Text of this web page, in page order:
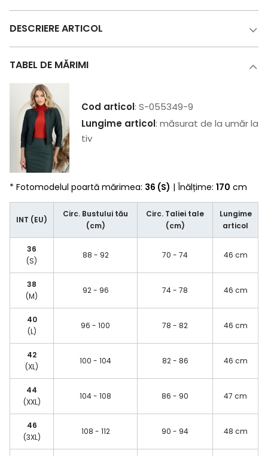
DESCRIERE ARTICOL
TABEL DE MĂRIMI
Cod articol: S-055349-9
Lungime articol: măsurat de la umăr la
tiv
* Fotomodelul poartă mărimea: 36 (S) | Înălțime: 170 cm
INT (EU)
Circ. Bustului tău
(cm)
Circ. Taliei tale
(cm)
Lungime
articol
36
(S)
88 - 92 70 - 74 46 cm
38
(M)
92 - 96 74 - 78 46 cm
40
(L)
96 - 100 78 - 82 46 cm
42
(XL)
100 - 104 82 - 86 46 cm
44
(XXL)
104 - 108 86 - 90 47 cm
46
(3XL)
108 - 112 90 - 94 48 cm